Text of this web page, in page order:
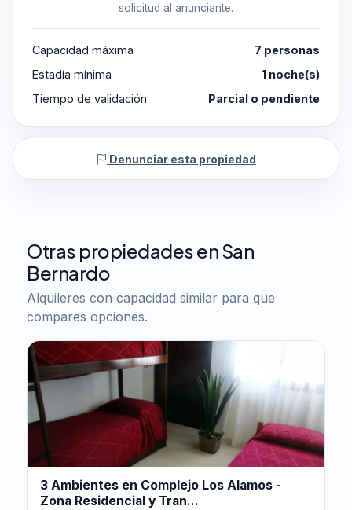
solicitud al anunciante.
Capacidad máxima
7 personas
Estadía mínima
1 noche(s)
Tiempo de validación
Parcial o pendiente
Denunciar esta propiedad
Otras propiedades en San
Bernardo
Alquileres con capacidad similar para que
compares opciones.
3 Ambientes en Complejo Los Alamos -
Zona Residencial y Tran...